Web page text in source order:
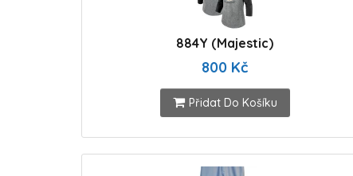
884Y (Majestic)
800 Kč
Přidat Do Košíku